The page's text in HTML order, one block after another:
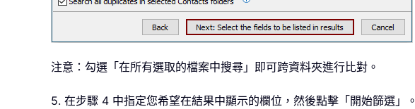
注意：勾選「在所有選取的檔案中搜尋」即可跨資料夾進行比對。
5. 在步驟 4 中指定您希望在結果中顯示的欄位，然後點擊「開始篩選」。